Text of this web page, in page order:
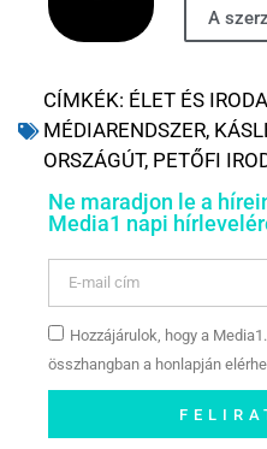
A
CÍMKÉK: ÉLET ÉS
MÉDIARENDSZER,
ORSZÁGÚT, PETŐFI
Ne maradjon le a
Media1 napi
Hozzájárulok, hogy a
összhangban a honlapján